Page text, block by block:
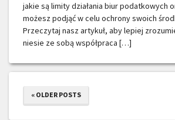
jakie są limity działania biur podatkowych
możesz podjąć w celu ochrony swoich
Przeczytaj nasz artykuł, aby lepiej
niesie ze sobą współpraca […]
« OLDER POSTS